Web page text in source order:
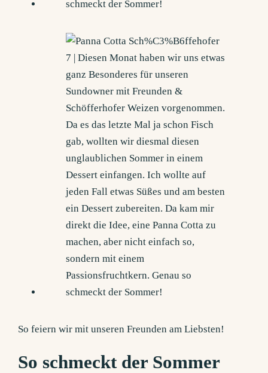
So feiern wir mit unseren Freunden am Liebsten!
So schmeckt der Sommer